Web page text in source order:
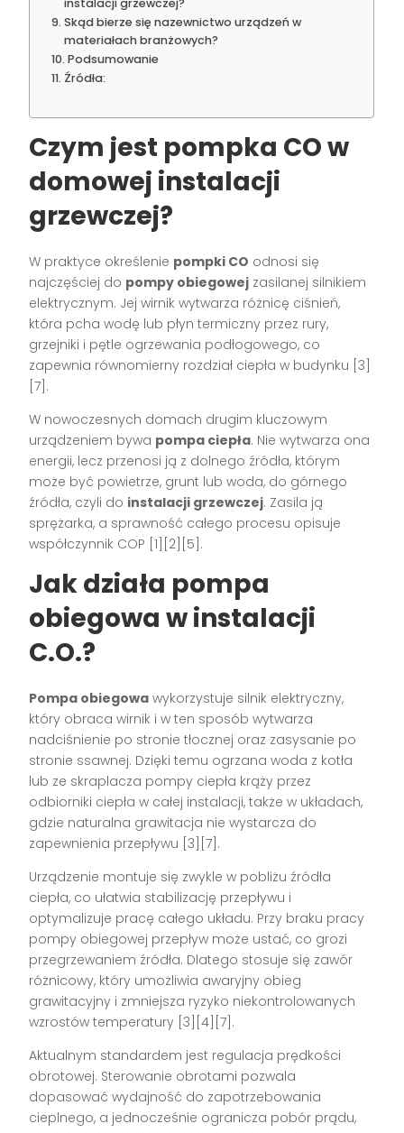
Skąd bierze się nazewnictwo urządzeń w
materiałach branżowych?
Podsumowanie
Źródła:
Czym jest pompka CO w
domowej instalacji
grzewczej?
W praktyce określenie pompki CO odnosi się
najczęściej do pompy obiegowej zasilanej silnikiem
elektrycznym. Jej wirnik wytwarza różnicę ciśnień,
która pcha wodę lub płyn termiczny przez rury,
grzejniki i pętle ogrzewania podłogowego, co
zapewnia równomierny rozdział ciepła w budynku [3]
[7].
W nowoczesnych domach drugim kluczowym
urządzeniem bywa pompa ciepła. Nie wytwarza ona
energii, lecz przenosi ją z dolnego źródła, którym
może być powietrze, grunt lub woda, do górnego
źródła, czyli do instalacji grzewczej. Zasila ją
sprężarka, a sprawność całego procesu opisuje
współczynnik COP [1][2][5].
Jak działa pompa
obiegowa w instalacji
C.O.?
Pompa obiegowa wykorzystuje silnik elektryczny,
który obraca wirnik i w ten sposób wytwarza
nadciśnienie po stronie tłocznej oraz zasysanie po
stronie ssawnej. Dzięki temu ogrzana woda z kotła
lub ze skraplacza pompy ciepła krąży przez
odbiorniki ciepła w całej instalacji, także w układach,
gdzie naturalna grawitacja nie wystarcza do
zapewnienia przepływu [3][7].
Urządzenie montuje się zwykle w pobliżu źródła
ciepła, co ułatwia stabilizację przepływu i
optymalizuje pracę całego układu. Przy braku pracy
pompy obiegowej przepływ może ustać, co grozi
przegrzewaniem źródła. Dlatego stosuje się zawór
różnicowy, który umożliwia awaryjny obieg
grawitacyjny i zmniejsza ryzyko niekontrolowanych
wzrostów temperatury [3][4][7].
Aktualnym standardem jest regulacja prędkości
obrotowej. Sterowanie obrotami pozwala
dopasować wydajność do zapotrzebowania
cieplnego, a jednocześnie ogranicza pobór prądu,